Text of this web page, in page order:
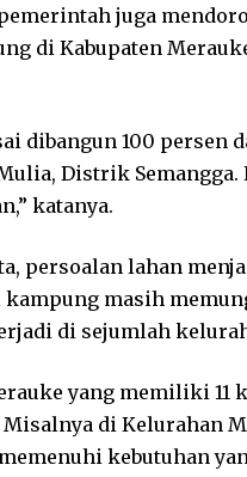
juga
di Kabupaten
dibangun 100
Distrik
katanya.
persoalan lahan
kampung masih
di sejumlah
yang memiliki 11
di Kelurahan
kebutuhan